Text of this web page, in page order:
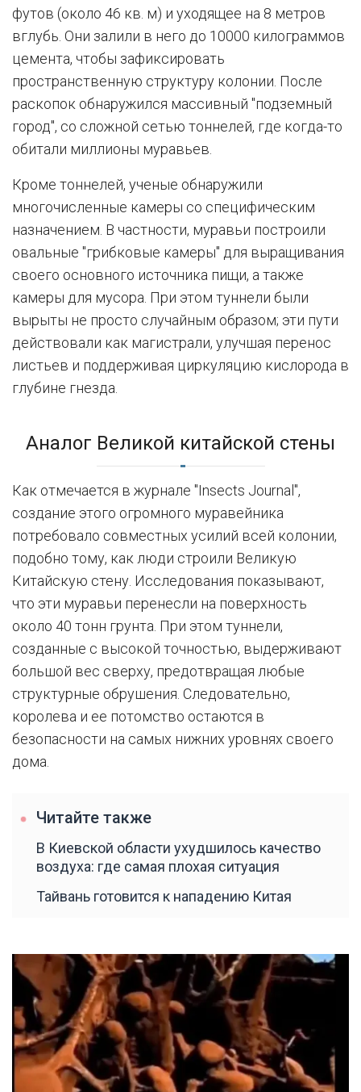
футов (около 46 кв. м) и уходящее на 8 метров
вглубь. Они залили в него до 10000 килограммов
цемента, чтобы зафиксировать
пространственную структуру колонии. После
раскопок обнаружился массивный "подземный
город", со сложной сетью тоннелей, где когда-то
обитали миллионы муравьев.
Кроме тоннелей, ученые обнаружили
многочисленные камеры со специфическим
назначением. В частности, муравьи построили
овальные "грибковые камеры" для выращивания
своего основного источника пищи, а также
камеры для мусора. При этом туннели были
вырыты не просто случайным образом; эти пути
действовали как магистрали, улучшая перенос
листьев и поддерживая циркуляцию кислорода в
глубине гнезда.
Аналог Великой китайской стены
Как отмечается в журнале "Insects Journal",
создание этого огромного муравейника
потребовало совместных усилий всей колонии,
подобно тому, как люди строили Великую
Китайскую стену. Исследования показывают,
что эти муравьи перенесли на поверхность
около 40 тонн грунта. При этом туннели,
созданные с высокой точностью, выдерживают
большой вес сверху, предотвращая любые
структурные обрушения. Следовательно,
королева и ее потомство остаются в
безопасности на самых нижних уровнях своего
дома.
Читайте также
В Киевской области ухудшилось качество
воздуха: где самая плохая ситуация
Тайвань готовится к нападению Китая